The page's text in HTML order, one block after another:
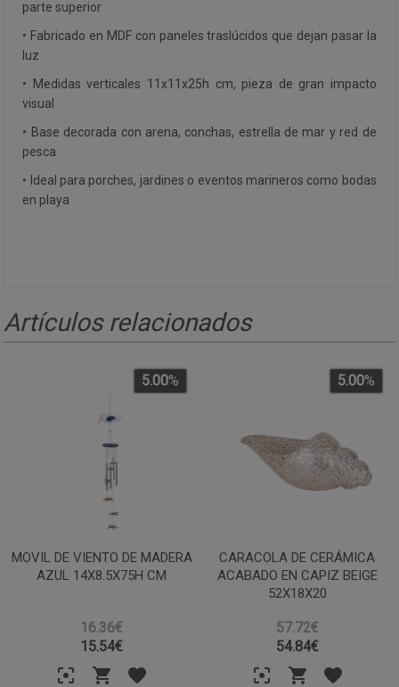
parte superior
• Fabricado en MDF con paneles traslúcidos que dejan pasar la
luz
• Medidas verticales 11x11x25h cm, pieza de gran impacto
visual
• Base decorada con arena, conchas, estrella de mar y red de
pesca
• Ideal para porches, jardines o eventos marineros como bodas
en playa
Artículos relacionados
MOVIL DE VIENTO DE MADERA
AZUL 14X8.5X75H CM
16.36€
5.00%
15.54€
CARACOLA DE CERÁMICA
ACABADO EN CAPIZ BEIGE
52X18X20
57.72€
5.00%
54.84€